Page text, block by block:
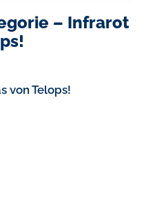
– Infrarot
von Telops!